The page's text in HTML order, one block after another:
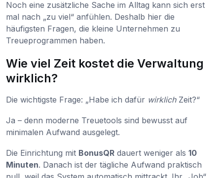
Noch eine zusätzliche Sache im Alltag kann sich erst
mal nach „zu viel“ anfühlen. Deshalb hier die
häufigsten Fragen, die kleine Unternehmen zu
Treueprogrammen haben.
Wie viel Zeit kostet die Verwaltung
wirklich?
Die wichtigste Frage: „Habe ich dafür wirklichZeit?“
Ja – denn moderne Treuetools sind bewusst auf
minimalen Aufwand ausgelegt.
Die Einrichtung mit BonusQR dauert weniger als 10
Minuten. Danach ist der tägliche Aufwand praktisch